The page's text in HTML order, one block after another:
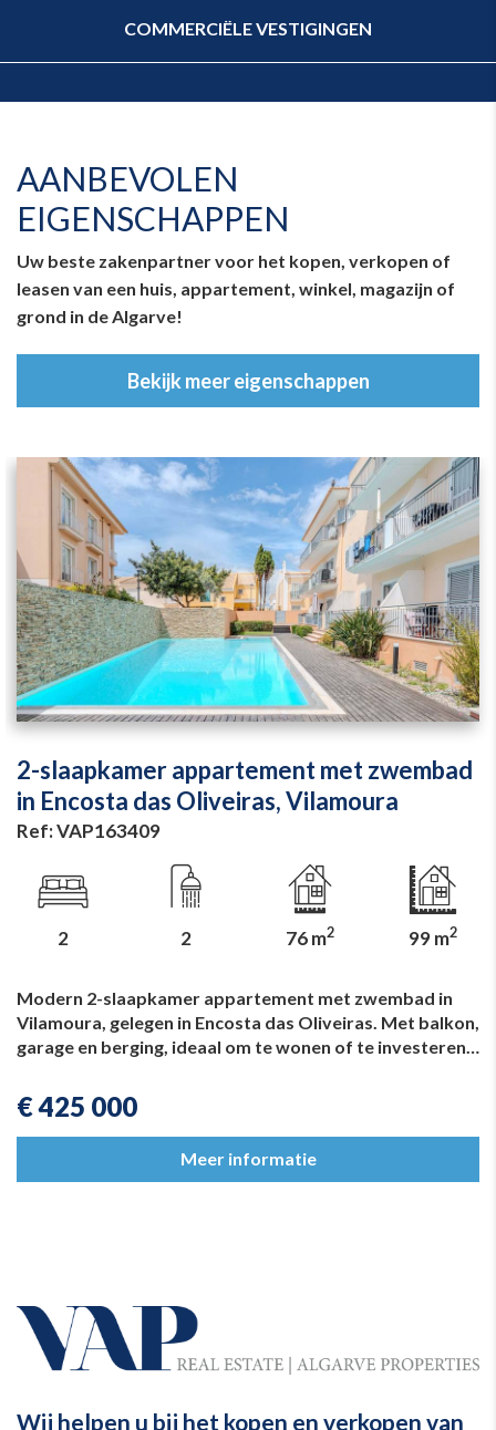
COMMERCIËLE VESTIGINGEN
AANBEVOLEN
EIGENSCHAPPEN
Uw beste zakenpartner voor het kopen, verkopen of
leasen van een huis, appartement, winkel, magazijn of
grond in de Algarve!
Bekijk meer eigenschappen
2-slaapkamer appartement met zwembad
in Encosta das Oliveiras, Vilamoura
Ref: VAP163409
2 2 76 m2 99 m2
Modern 2-slaapkamer appartement met zwembad in
Vilamoura, gelegen in Encosta das Oliveiras. Met balkon,
garage en berging, ideaal om te wonen of te investeren…
€ 425 000
Meer informatie
Wij helpen u bij het kopen en verkopen van